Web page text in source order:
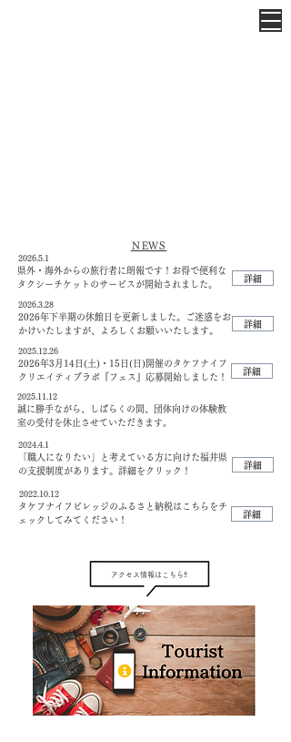
ＮＥＷＳ
2026.5.1
県外・海外からの旅行者に朗報です！お得で便利な
タクシーチケットのサービスが開始されました。
詳細
2026.3.28
2026年下半期の休館日を更新しました。ご迷惑をお
かけいたしますが、よろしくお願いいたします。
詳細
2025.12.26
2026年3月14日(土)・15日(日)開催のタケフナイフ
クリエイティブラボ『フェス』応募開始しました！
詳細
2025.11 .12
誠に勝手ながら、しばらくの間、団体向けの体験教
室の受付を休止させていただきます。
2024.4.1
「職人になりたい」と考えている方に向けた福井県
の支援制度があります。詳細をクリック！
詳細
2022.10.12
タケフナイフビレッジのふるさと納税はこちらをチ
ェックしてみてください！
詳細
アクセス情報はこちら‼